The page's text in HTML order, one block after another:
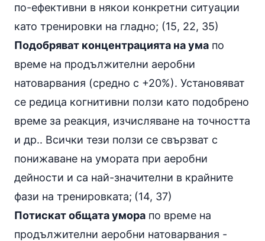
по-ефективни в някои конкретни ситуации
като тренировки на гладно; (15, 22, 35)
Подобряват концентрацията на ума по
време на продължителни аеробни
натоварвания (средно с +20%). Установяват
се редица когнитивни ползи като подобрено
време за реакция, изчисляване на точността
и др.. Всички тези ползи се свързват с
понижаване на умората при аеробни
дейности и са най-значителни в крайните
фази на тренировката; (14, 37)
Потискат общата умора по време на
продължителни аеробни натоварвания -